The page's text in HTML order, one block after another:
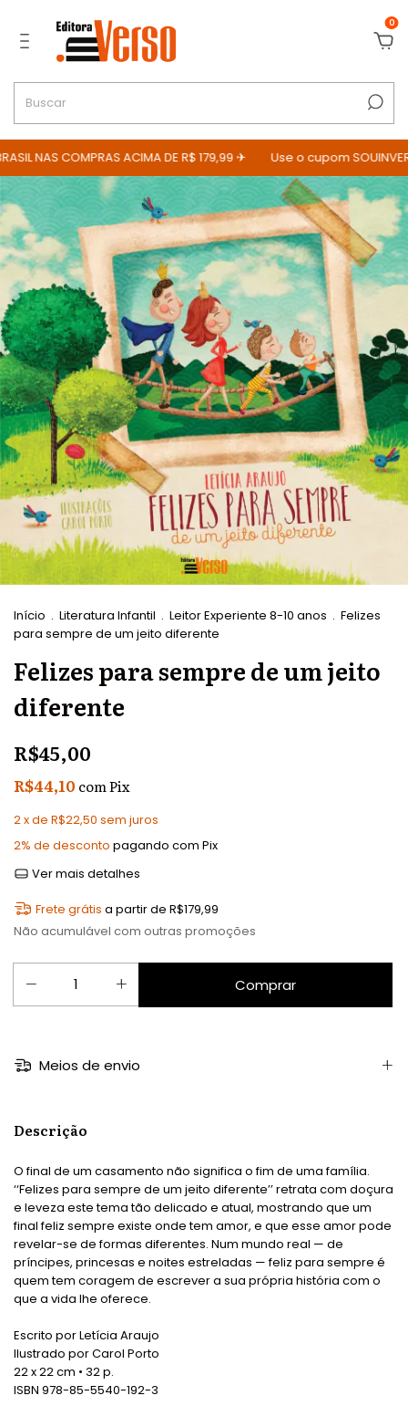
0
NAS COMPRAS ACIMA DE R$ 179,99 ✈ Use o cupom
Início . Literatura Infantil . Leitor Experiente 8-10 anos . Felizes
para sempre de um jeito diferente
Felizes para sempre de um jeito
diferente
R$45,00
R$44,10 comPix
2x de R$22,50 sem juros
2% de desconto pagando com Pix
Ver mais detalhes
Frete grátis a partir de R$179,99
Não acumulável com outras promoções
Meios de envio
Descrição
O final de um casamento não significa o fim de uma família.
‘‘Felizes para sempre de um jeito diferente’’ retrata com doçura
e leveza este tema tão delicado e atual, mostrando que um
final feliz sempre existe onde tem amor, e que esse amor pode
revelar-se de formas diferentes. Num mundo real — de
príncipes, princesas e noites estreladas — feliz para sempre é
quem tem coragem de escrever a sua própria história com o
que a vida lhe oferece.
Escrito por Letícia Araujo
Ilustrado por Carol Porto
22 x 22 cm • 32 p.
ISBN 978-85-5540-192-3